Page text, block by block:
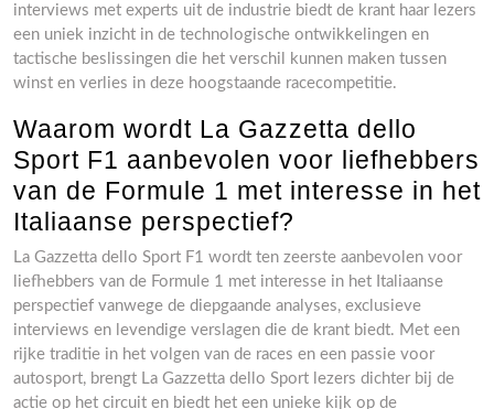
interviews met experts uit de industrie biedt de krant haar lezers
een uniek inzicht in de technologische ontwikkelingen en
tactische beslissingen die het verschil kunnen maken tussen
winst en verlies in deze hoogstaande racecompetitie.
Waarom wordt La Gazzetta dello
Sport F1 aanbevolen voor liefhebbers
van de Formule 1 met interesse in het
Italiaanse perspectief?
La Gazzetta dello Sport F1 wordt ten zeerste aanbevolen voor
liefhebbers van de Formule 1 met interesse in het Italiaanse
perspectief vanwege de diepgaande analyses, exclusieve
interviews en levendige verslagen die de krant biedt. Met een
rijke traditie in het volgen van de races en een passie voor
autosport, brengt La Gazzetta dello Sport lezers dichter bij de
actie op het circuit en biedt het een unieke kijk op de